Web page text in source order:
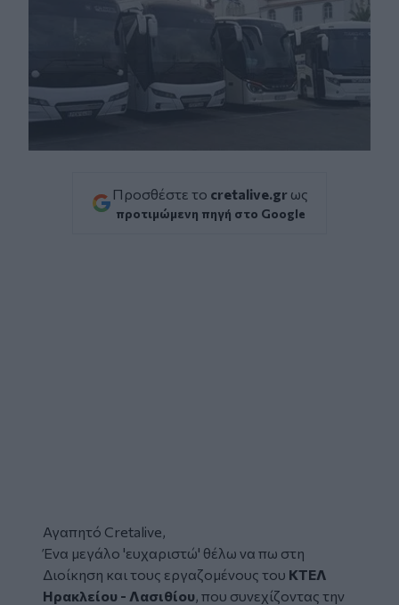
Προσθέστε το cretalive.gr ως
προτιμώμενη πηγή στο Google
Αγαπητό Cretalive,
Ένα μεγάλο 'ευχαριστώ' θέλω να πω στη
Διοίκηση και τους εργαζομένους του ΚΤΕΛ
Ηρακλείου - Λασιθίου, που συνεχίζοντας την